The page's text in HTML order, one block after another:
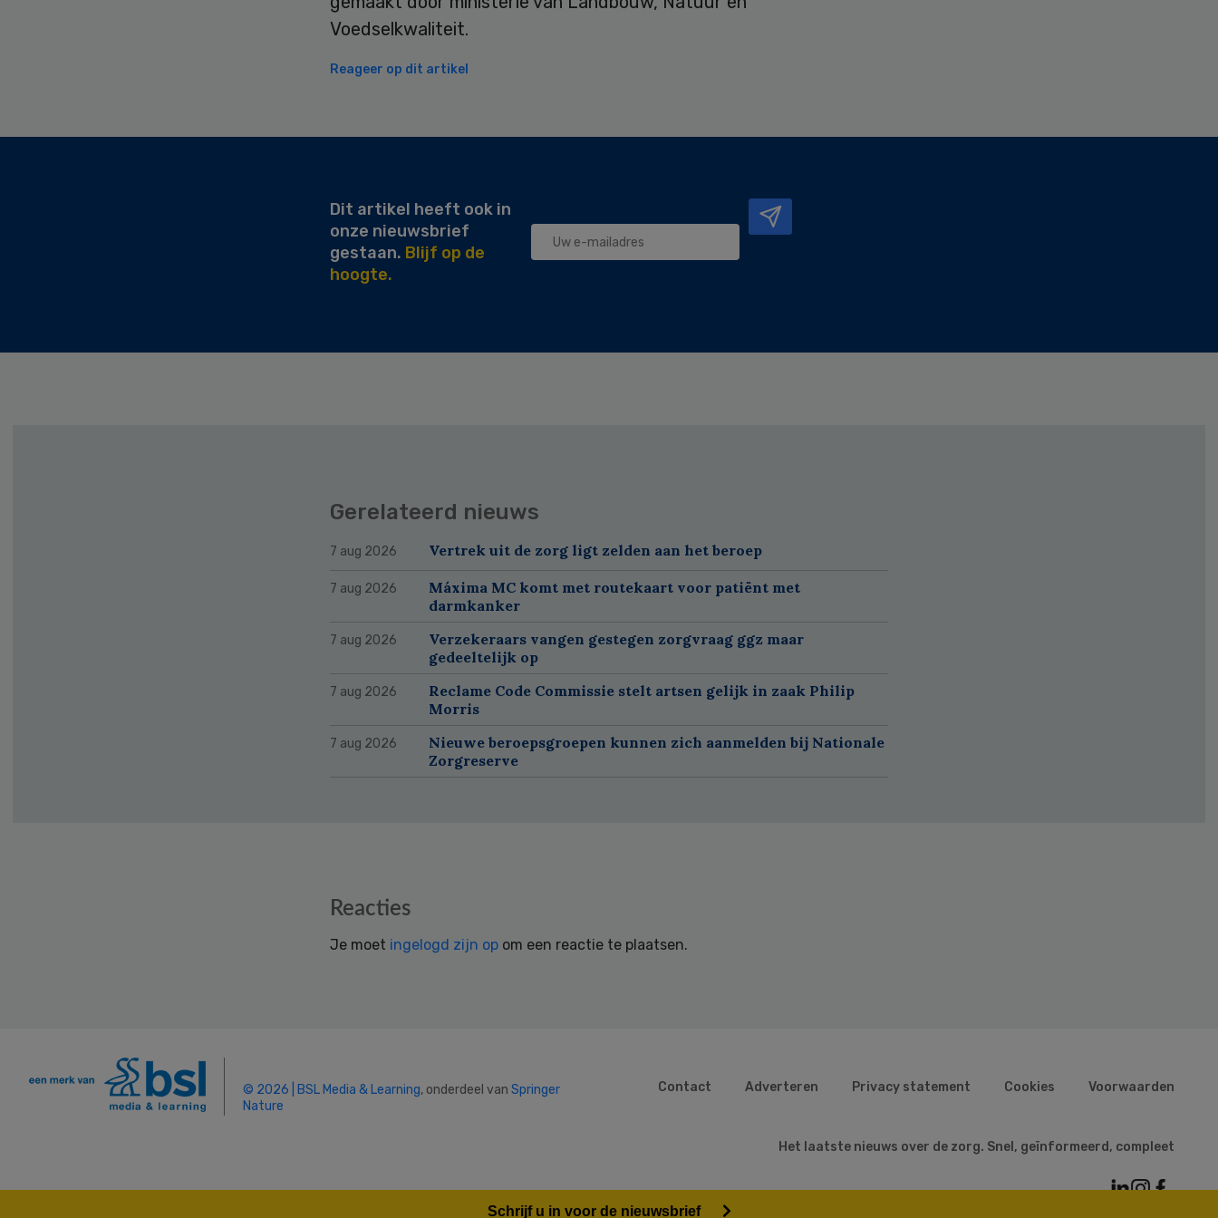
Voedselkwaliteit.
Reageer op dit artikel
Dit artikel heeft ook in
onze nieuwsbrief
gestaan. Blijf op de
hoogte.
Gerelateerd nieuws
7 aug 2026 Vertrek uit de zorg ligt zelden aan het beroep
7 aug 2026
Máxima MC komt met routekaart voor patiënt met
darmkanker
7 aug 2026
Verzekeraars vangen gestegen zorgvraag ggz maar
gedeeltelijk op
7 aug 2026
Reclame Code Commissie stelt artsen gelijk in zaak Philip
Morris
7 aug 2026
Nieuwe beroepsgroepen kunnen zich aanmelden bij Nationale
Zorgreserve
Reacties
Je moet ingelogd zijn op om een reactie te plaatsen.
© 2026 | BSL Media & Learning, onderdeel van Springer
Nature
Contact Adverteren Privacy statement Cookies Voorwaarden
Het laatste nieuws over de zorg. Snel, geïnformeerd, compleet
Schrijf u in voor de nieuwsbrief